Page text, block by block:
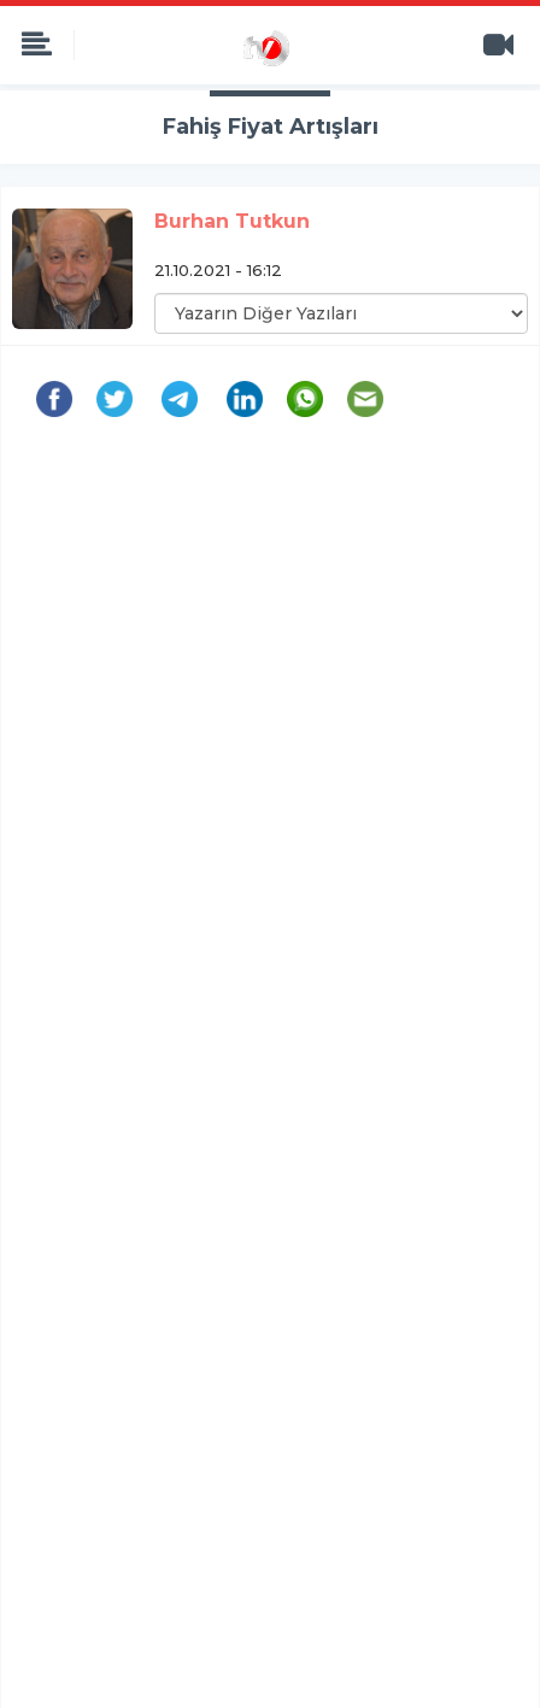
Fahiş Fiyat Artışları
Burhan Tutkun
21.10.2021 - 16:12